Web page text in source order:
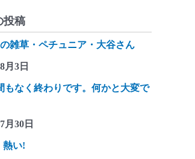
投稿
雑草・ペチュニア・大谷さん
月3日
もなく終わりです。何かと大変で
月30日
い!